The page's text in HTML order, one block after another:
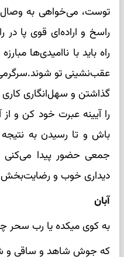
توست، می‌خواهی به وصال
راسخ و اراده‌ای قوی پا در
راه باید با ناامیدی‌ها
عقب‌نشینی تو
گذاشتن و سهل‌انگاری
را آیینه عبرت خود کن و
باش و تا رسیدن به
جمعی حضور پیدا می‌کنی
دیداری خوب و رضایت‌بخش
آبان
به کوی میکده یا رب سحر
که جوش شاهد و ساقی و